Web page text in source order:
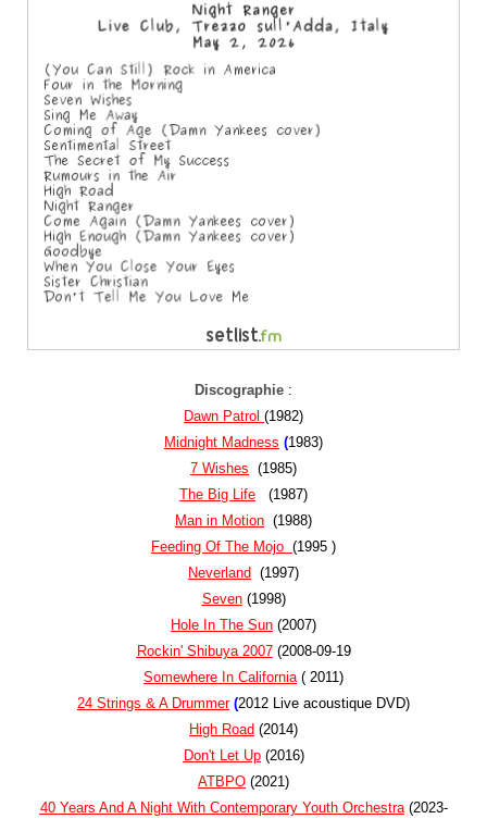
Discographie :
Dawn Patrol (1982)
Midnight Madness (1983)
7 Wishes (1985)
The Big Life (1987)
Man in Motion (1988)
Feeding Of The Mojo (1995 )
Neverland (1997)
Seven(1998)
Hole In The Sun (2007)
Rockin' Shibuya 2007(2008-09-19
Somewhere In California ( 2011)
24 Strings & A Drummer(2012 Live acoustique DVD)
High Road (2014)
Don't Let Up(2016)
ATBPO (2021)
40 Years AndA Night With Contemporary Youth Orchestra(2023-